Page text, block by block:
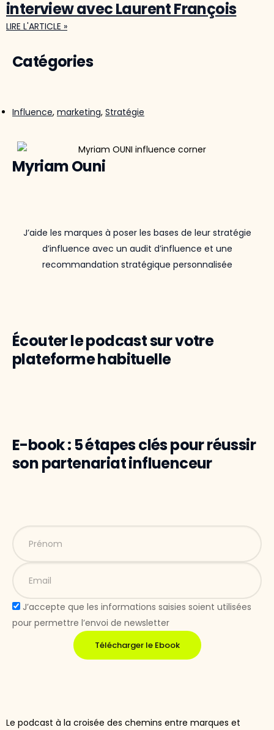
interview avec Laurent François
LIRE L'ARTICLE »
Catégories
Influence, marketing, Stratégie
Myriam Ouni
J’aide les marques à poser les bases de leur stratégie
d’influence avec un audit d’influence et une
recommandation stratégique personnalisée
Écouter le podcast sur votre
plateforme habituelle
E-book : 5 étapes clés pour réussir
son partenariat influenceur
J’accepte que les informations saisies soient utilisées
pour permettre l’envoi de newsletter
Télécharger le Ebook
Le podcast à la croisée des chemins entre marques et